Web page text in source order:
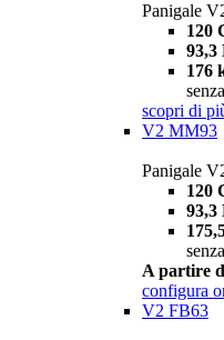
Panigale
120
93,3
176
scopri di
V2 MM93
Panigale
120
93,3
A partire
configura
V2 FB63